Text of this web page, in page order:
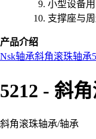
小型设备用
支撑座与
产品介绍
Nsk轴承斜角滚珠轴承
5212 - 斜
斜角滚珠轴承/轴承